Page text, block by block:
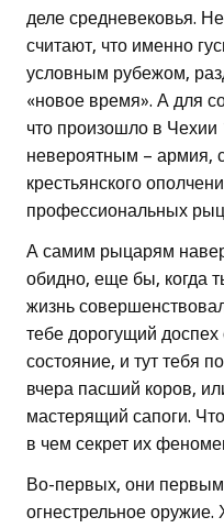
деле средневековья.
считают, что именно
условным рубежом,
«новое время». А для
что произошло в Чехии
невероятным – армия,
крестьянского
профессиональных
А самим рыцарям
обидно, еще бы, когда
жизнь
тебе дорогущий
состояние, и тут тебя
вчера пасший коров,
мастерящий сапоги.
в чем секрет их
Во-первых, они
огнестрельное